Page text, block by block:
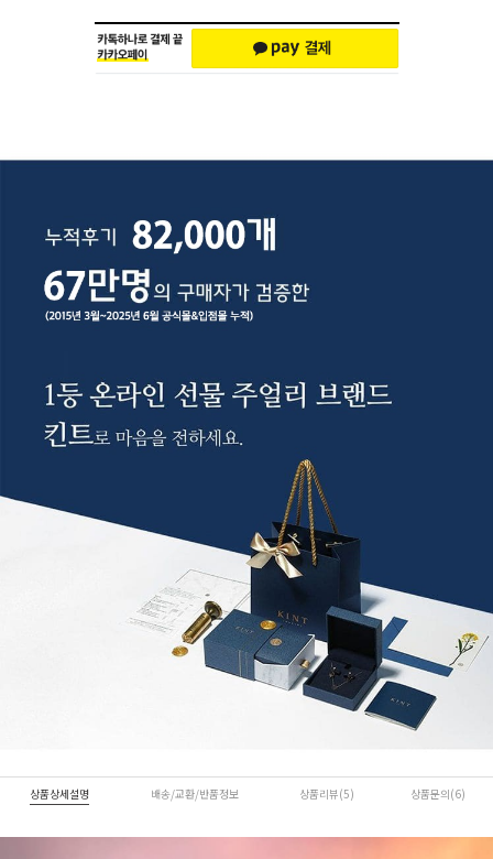
상품상세설명 배송/교환/반품정보 상품리뷰(5) 상품문의(6)